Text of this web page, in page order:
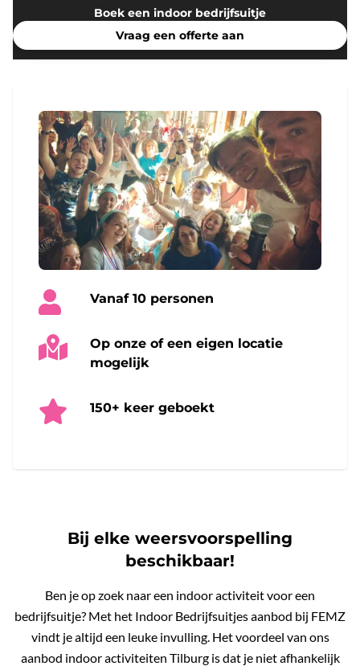
Boek een indoor bedrijfsuitje
Vraag een offerte aan
Vanaf 10 personen
Op onze of een eigen locatie
mogelijk
150+ keer geboekt
Bij elke weersvoorspelling
beschikbaar!
Ben je op zoek naar een indoor activiteit voor een
bedrijfsuitje? Met het Indoor Bedrijfsuitjes aanbod bij FEMZ
vindt je altijd een leuke invulling. Het voordeel van ons
aanbod indoor activiteiten Tilburg is dat je niet afhankelijk